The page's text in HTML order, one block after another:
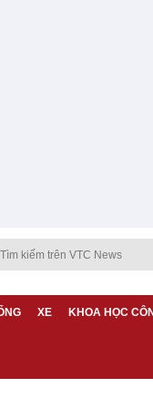
XE KHOA HỌC